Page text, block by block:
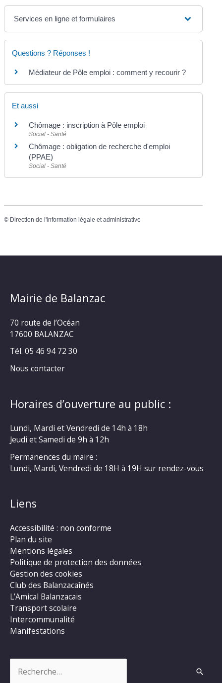
Services en ligne et formulaires
Questions ? Réponses !
Médiateur de Pôle emploi : comment y recourir ?
Et aussi
Chômage : inscription à Pôle emploi
Social - Santé
Chômage : obligation de recherche d'emploi
(PPAE)
Social - Santé
© Direction de l'information légale et administrative
Mairie de Balanzac
70 route de l’Océan
17600 BALANZAC
Tél. 05 46 94 72 30
Nous contacter
Horaires d’ouverture au public :
Lundi, Mardi et Vendredi de 14h à 18h
Jeudi et Samedi de 9h à 12h
Permanences du maire :
Lundi, Mardi, Vendredi de 18H à 19H sur rendez-vous
Liens
Accessibilité : non conforme
Plan du site
Mentions légales
Politique de protection des données
Gestion des cookies
Club des Balanzacaînés
L’Amical Balanzacais
Transport scolaire
Intercommunalité
Manifestations